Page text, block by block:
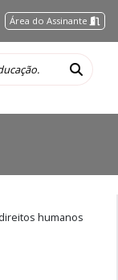
Área do Assinante
humanos